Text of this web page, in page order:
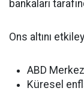
bankaları
Ons altını
ABD
Küresel